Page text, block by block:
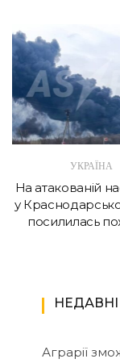
УКРАЇНА
На атакованій
у
посилилась
Аграрії